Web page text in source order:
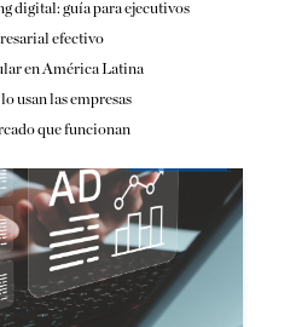
digital: guía para ejecutivos
efectivo
en América Latina
usan las empresas
que funcionan